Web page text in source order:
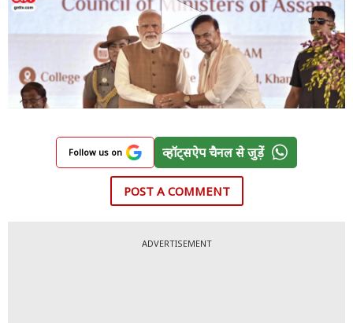
Follow us on व्हॉट्सऐप चैनल से जुड़ें
POST A COMMENT
ADVERTISEMENT